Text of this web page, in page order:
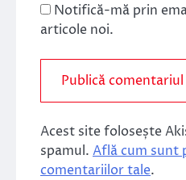
Notifică-mă prin
articole noi.
Acest site folosește
spamul. Află cum sunt
comentariilor tale.